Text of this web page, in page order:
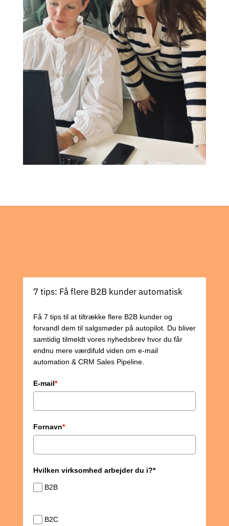
7 tips: Få flere B2B kunder automatisk
Få 7 tips til at tiltrække flere B2B kunder og
forvandl dem til salgsmøder på autopilot. Du bliver
samtidig tilmeldt vores nyhedsbrev hvor du får
endnu mere værdifuld viden om e-mail
automation & CRM Sales Pipeline.
E-mail*
Fornavn*
Hvilken virksomhed arbejder du i?*
B2B
B2C